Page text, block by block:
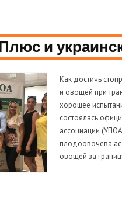
и
Как достичь
и овощей при
хорошее
состоялась
ассоциации
плодоовочева
овощей за